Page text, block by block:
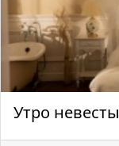
Утро